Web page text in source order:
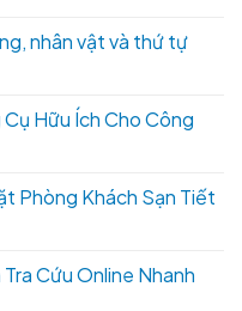
nhân vật và thứ tự
Hữu Ích Cho Công
Phòng Khách Sạn Tiết
Cứu Online Nhanh